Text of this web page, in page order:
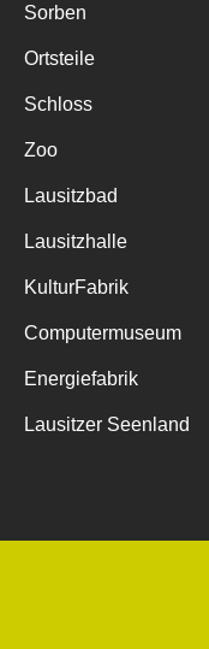
Sorben
Ortsteile
Schloss
Zoo
Lausitzbad
Lausitzhalle
KulturFabrik
Computermuseum
Energiefabrik
Lausitzer Seenland